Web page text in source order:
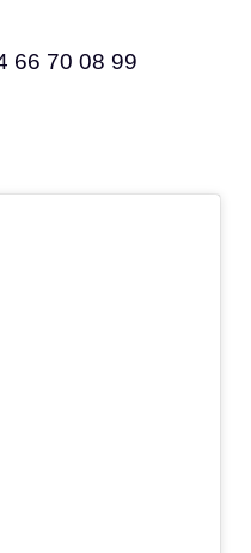
66 70 08 99